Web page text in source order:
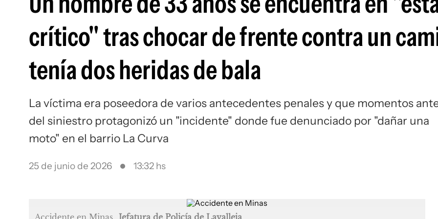
crítico" tras chocar de frente contra un
tenía dos heridas de bala
La víctima era poseedora de varios antecedentes penales y que momentos
del siniestro protagonizó un "incidente" donde fue denunciado por "dañar una
moto" en el barrio La Curva
25 de junio de 2026 13:32 hs
Accidente en Minas Jefatura de Policía de Lavalleja